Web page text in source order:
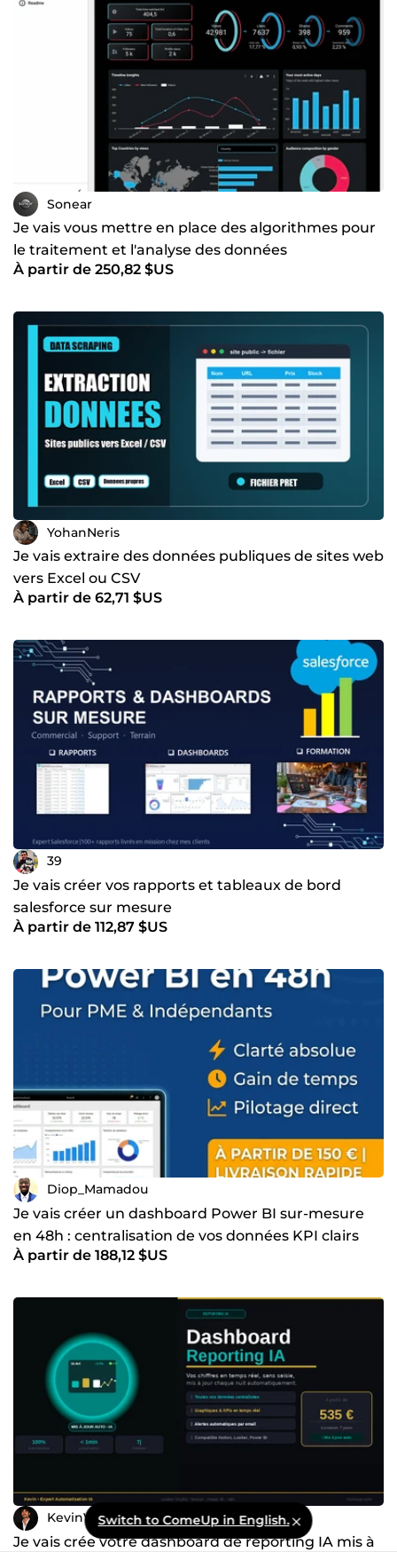
Sonear
Je vais vous mettre en place des algorithmes pour
le traitement et l'analyse des données
À partir de 250,82 $US
YohanNeris
Je vais extraire des données publiques de sites web
vers Excel ou CSV
À partir de 62,71 $US
39
Je vais créer vos rapports et tableaux de bord
salesforce sur mesure
À partir de 112,87 $US
Diop_Mamadou
Je vais créer un dashboard Power BI sur-mesure
en 48h : centralisation de vos données KPI clairs
À partir de 188,12 $US
KevinVerhoest
Je vais crée votre dashboard de reporting IA mis à
Switch to ComeUp in English.